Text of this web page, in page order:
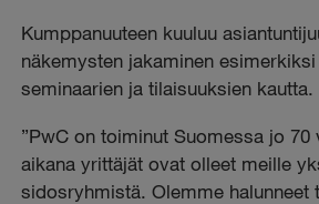
Kumppanuuteen kuuluu
näkemysten jakaminen
seminaarien ja tilaisuuksien kautta.
”PwC on toiminut Suomessa jo 70
aikana yrittäjät ovat olleet meille
sidosryhmistä. Olemme halunneet